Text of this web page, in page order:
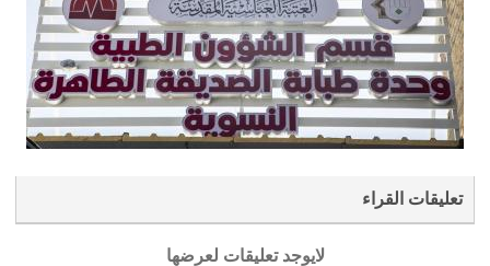
تعليقات القراء
لايوجد تعليقات لعرضها